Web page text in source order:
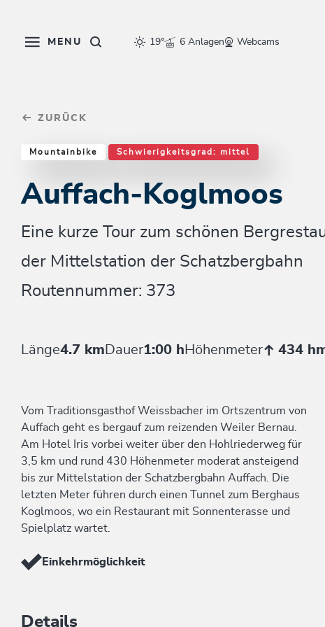
MENU 19° 6 Anlagen Webcams
ZURÜCK
Mountainbike Schwierigkeitsgrad: mittel
Auffach-Koglmoos
Eine kurze Tour zum schönen
der Mittelstation der Schatzbergbahn
Routennummer: 373
Länge4.7 km Dauer1:00 h Höhenmeter 434
Vom Traditionsgasthof Weissbacher im Ortszentrum von
Auffach geht es bergauf zum reizenden Weiler Bernau.
Am Hotel Iris vorbei weiter über den Hohlriederweg für
3,5 km und rund 430 Höhenmeter moderat ansteigend
bis zur Mittelstation der Schatzbergbahn Auffach. Die
letzten Meter führen durch einen Tunnel zum Berghaus
Koglmoos, wo ein Restaurant mit Sonnenterasse und
Spielplatz wartet.
Einkehrmöglichkeit
Details